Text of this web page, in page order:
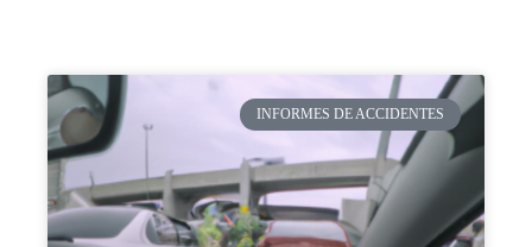
INFORMES DE ACCIDENTES